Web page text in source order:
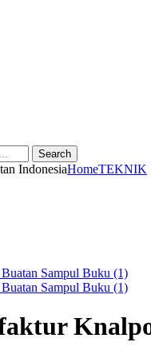
Search
IndonesiaHomeTEKNIK